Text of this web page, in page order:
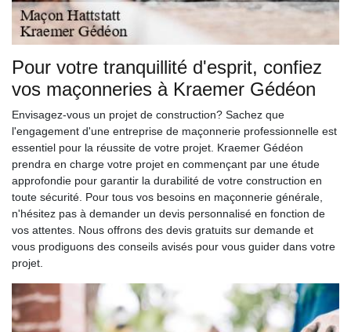
Pour votre tranquillité d'esprit, confiez
vos maçonneries à Kraemer Gédéon
Envisagez-vous un projet de construction? Sachez que
l'engagement d'une entreprise de maçonnerie professionnelle est
essentiel pour la réussite de votre projet. Kraemer Gédéon
prendra en charge votre projet en commençant par une étude
approfondie pour garantir la durabilité de votre construction en
toute sécurité. Pour tous vos besoins en maçonnerie générale,
n'hésitez pas à demander un devis personnalisé en fonction de
vos attentes. Nous offrons des devis gratuits sur demande et
vous prodiguons des conseils avisés pour vous guider dans votre
projet.